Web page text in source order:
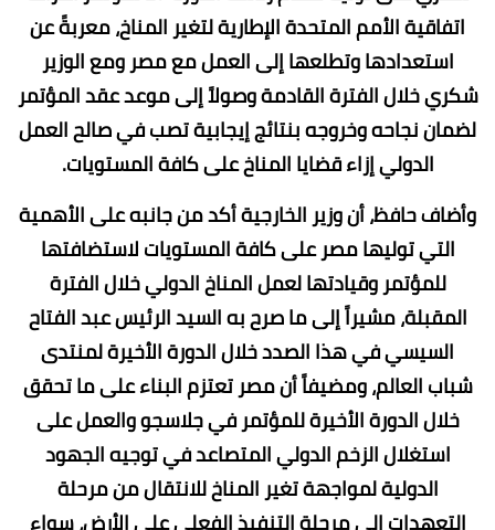
اتفاقية الأمم المتحدة الإطارية لتغير المناخ، معربةً عن
استعدادها وتطلعها إلى العمل مع مصر ومع الوزير
شكري خلال الفترة القادمة وصولاً إلى موعد عقد المؤتمر
لضمان نجاحه وخروجه بنتائج إيجابية تصب في صالح العمل
الدولي إزاء قضايا المناخ على كافة المستويات.
وأضاف حافظ، أن وزير الخارجية أكد من جانبه على الأهمية
التي توليها مصر على كافة المستويات لاستضافتها
للمؤتمر وقيادتها لعمل المناخ الدولي خلال الفترة
المقبلة، مشيراً إلى ما صرح به السيد الرئيس عبد الفتاح
السيسي في هذا الصدد خلال الدورة الأخيرة لمنتدى
شباب العالم، ومضيفاً أن مصر تعتزم البناء على ما تحقق
خلال الدورة الأخيرة للمؤتمر في جلاسجو والعمل على
استغلال الزخم الدولي المتصاعد في توجيه الجهود
الدولية لمواجهة تغير المناخ للانتقال من مرحلة
التعهدات إلى مرحلة التنفيذ الفعلي على الأرض، سواء